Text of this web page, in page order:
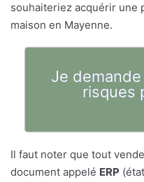
souhaiteriez acquérir une
maison en Mayenne.
Je
risques
Il faut noter que tout
document appelé ERP